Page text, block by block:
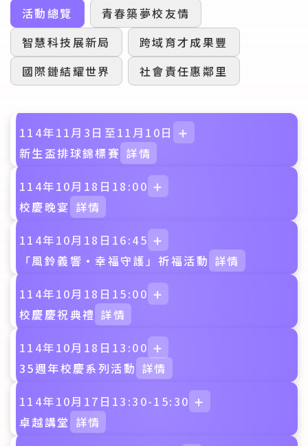
活動總覽
青春築夢校友情
智慧科技展新局
跨域育才成果豐
國際鏈結耀世界
社會責任惠鄰里
114年11月3日至11月10日 ➕
新生盃排球錦標賽 詳情
114年10月18日18:00 ➕
校慶晚宴 詳情
114年10月18日16:45 ➕
「風鈴義響·幸福守護」祈福活動 詳情
114年10月18日15:00 ➕
校慶慶祝典禮 詳情
114年10月18日13:00 ➕
35週年校慶系列活動 詳情
114年10月17日13:30-15:30 ➕
卓越講堂 詳情